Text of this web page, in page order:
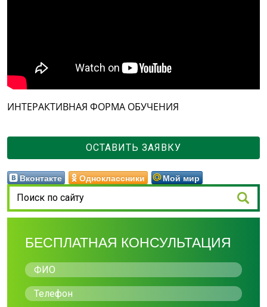
ИНТЕРАКТИВНАЯ ФОРМА ОБУЧЕНИЯ
ОСТАВИТЬ ЗАЯВКУ
Вконтакте Одноклассники Мой мир
БЕСПЛАТНАЯ КОНСУЛЬТАЦИЯ